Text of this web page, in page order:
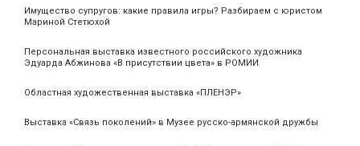
Имущество супругов: какие правила игры? Разбираем с юристом
Мариной Стетюхой
Персональная выставка известного российского художника
Эдуарда Абжинова «В присутствии цвета» в РОМИИ
Областная художественная выставка «ПЛЕНЭР»
Выставка «Связь поколений» в Музее русско-армянской дружбы